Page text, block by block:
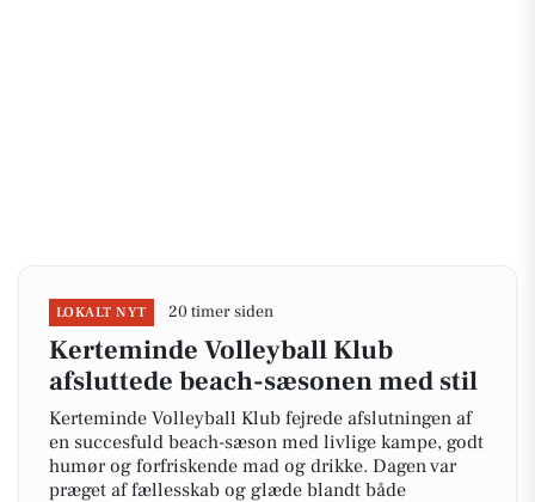
LOKALT NYT 20 timer siden
Kerteminde Volleyball Klub
afsluttede beach-sæsonen med stil
Kerteminde Volleyball Klub fejrede afslutningen af
en succesfuld beach-sæson med livlige kampe, godt
humør og forfriskende mad og drikke. Dagen var
præget af fællesskab og glæde blandt både